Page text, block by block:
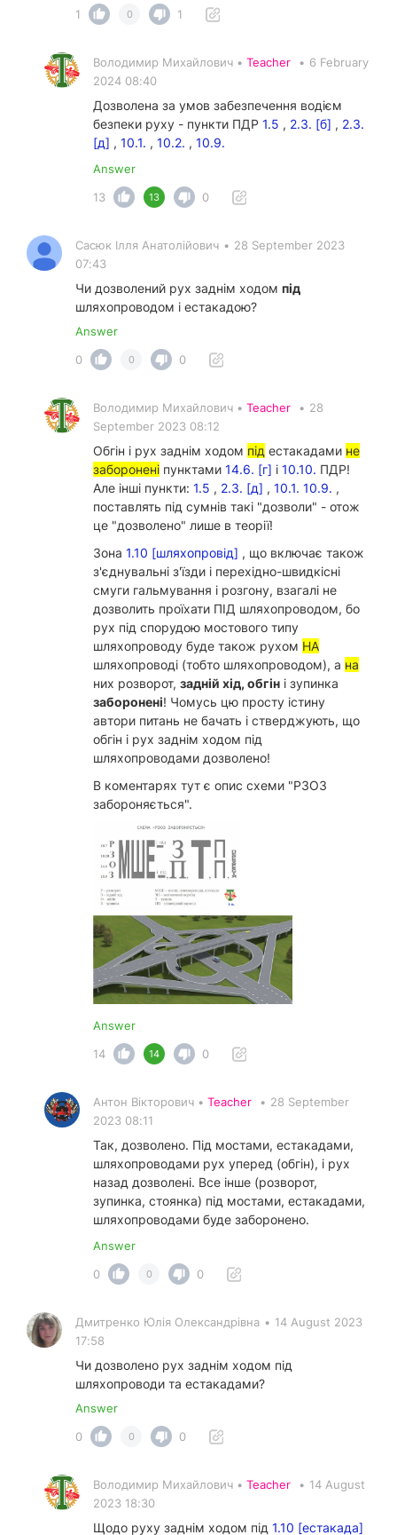
1
0 1
Володимир Михайлович • Teacher • 6 February
2024 08:40
Дозволена за умов забезпечення водієм
безпеки руху - пункти ПДР 1.5 , 2.3. [б] , 2.3.
[д] , 10.1. , 10.2. , 10.9.
Answer
13
13 0
Сасюк Ілля Анатолійович • 28 September 2023
07:43
Чи дозволений рух заднім ходом під
шляхопроводом і естакадою?
Answer
0
0 0
Володимир Михайлович • Teacher • 28
September 2023 08:12
Обгін і рух заднім ходом під естакадами не
заборонені пунктами 14.6. [г] і 10.10. ПДР!
Але інші пункти: 1.5 , 2.3. [д] , 10.1. 10.9. ,
поставлять під сумнів такі "дозволи" - отож
це "дозволено" лише в теорії!
Зона 1.10 [шляхопровід] , що включає також
з'єднувальні з'їзди і перехідно-швидкісні
смуги гальмування і розгону, взагалі не
дозволить проїхати ПІД шляхопроводом, бо
рух під спорудою мостового типу
шляхопроводу буде також рухом НА
шляхопроводі (тобто шляхопроводом), а на
них розворот, задній хід, обгін і зупинка
заборонені! Чомусь цю просту істину
автори питань не бачать і стверджують, що
обгін і рух заднім ходом під
шляхопроводами дозволено!
В коментарях тут є опис схеми "РЗОЗ
забороняється".
Answer
14
14 0
Антон Вікторович • Teacher • 28 September
2023 08:11
Так, дозволено. Під мостами, естакадами,
шляхопроводами рух уперед (обгін), і рух
назад дозволені. Все інше (розворот,
зупинка, стоянка) під мостами, естакадами,
шляхопроводами буде заборонено.
Answer
0
0 0
Дмитренко Юлія Олександрівна • 14 August 2023
17:58
Чи дозволено рух заднім ходом під
шляхопроводи та естакадами?
Answer
0
0 0
Володимир Михайлович • Teacher • 14 August
2023 18:30
Щодо руху заднім ходом під 1.10 [естакада]